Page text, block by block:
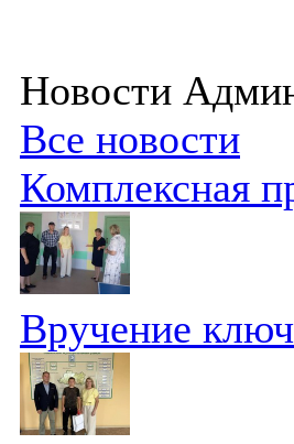
Новости
Все новости
Комплексная
Вручение